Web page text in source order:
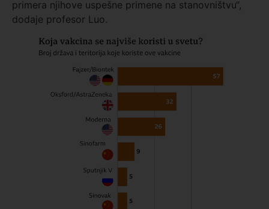
primera njihove uspešne primene na stanovništvu“,
dodaje profesor Luo.